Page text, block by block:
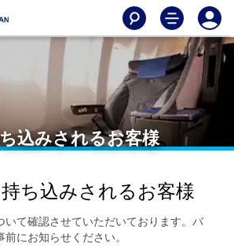
込みされるお客様
ち込みされるお客様
いて確認させていただいております。バ
にお知らせください。